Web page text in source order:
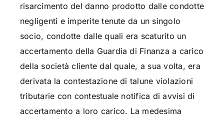
risarcimento del danno prodotto dalle condotte
negligenti e imperite tenute da un singolo
socio, condotte dalle quali era scaturito un
accertamento della Guardia di Finanza a carico
della società cliente dal quale, a sua volta, era
derivata la contestazione di talune violazioni
tributarie con contestuale notifica di avvisi di
accertamento a loro carico. La medesima